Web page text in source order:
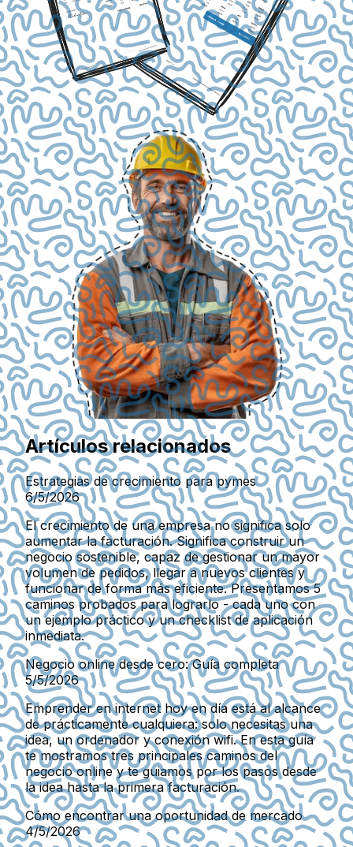
Artículos relacionados
Estrategias de crecimiento para pymes
6/5/2026
El crecimiento de una empresa no significa solo
aumentar la facturación. Significa construir un
negocio sostenible, capaz de gestionar un mayor
volumen de pedidos, llegar a nuevos clientes y
funcionar de forma más eficiente. Presentamos 5
caminos probados para lograrlo - cada uno con
un ejemplo práctico y un checklist de aplicación
inmediata.
Negocio online desde cero: Guía completa
5/5/2026
Emprender en internet hoy en día está al alcance
de prácticamente cualquiera: solo necesitas una
idea, un ordenador y conexión wifi. En esta guía
te mostramos tres principales caminos del
negocio online y te guiamos por los pasos desde
la idea hasta la primera facturación.
Cómo encontrar una oportunidad de mercado
4/5/2026